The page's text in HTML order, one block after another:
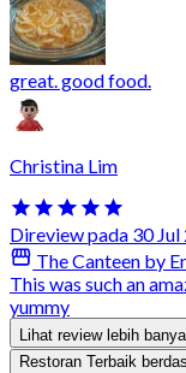
great. good food.
Christina Lim
Direview pada 30 Jul
The Canteen by
This was such an
yummy
Lihat review lebih
Restoran Terbaik